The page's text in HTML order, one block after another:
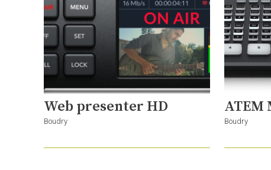
Web presenter HD
Boudry
ATEM
Boudry